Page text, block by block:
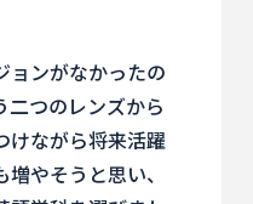
ョンがなかったの
二つのレンズから
けながら将来活躍
やそうと思い、